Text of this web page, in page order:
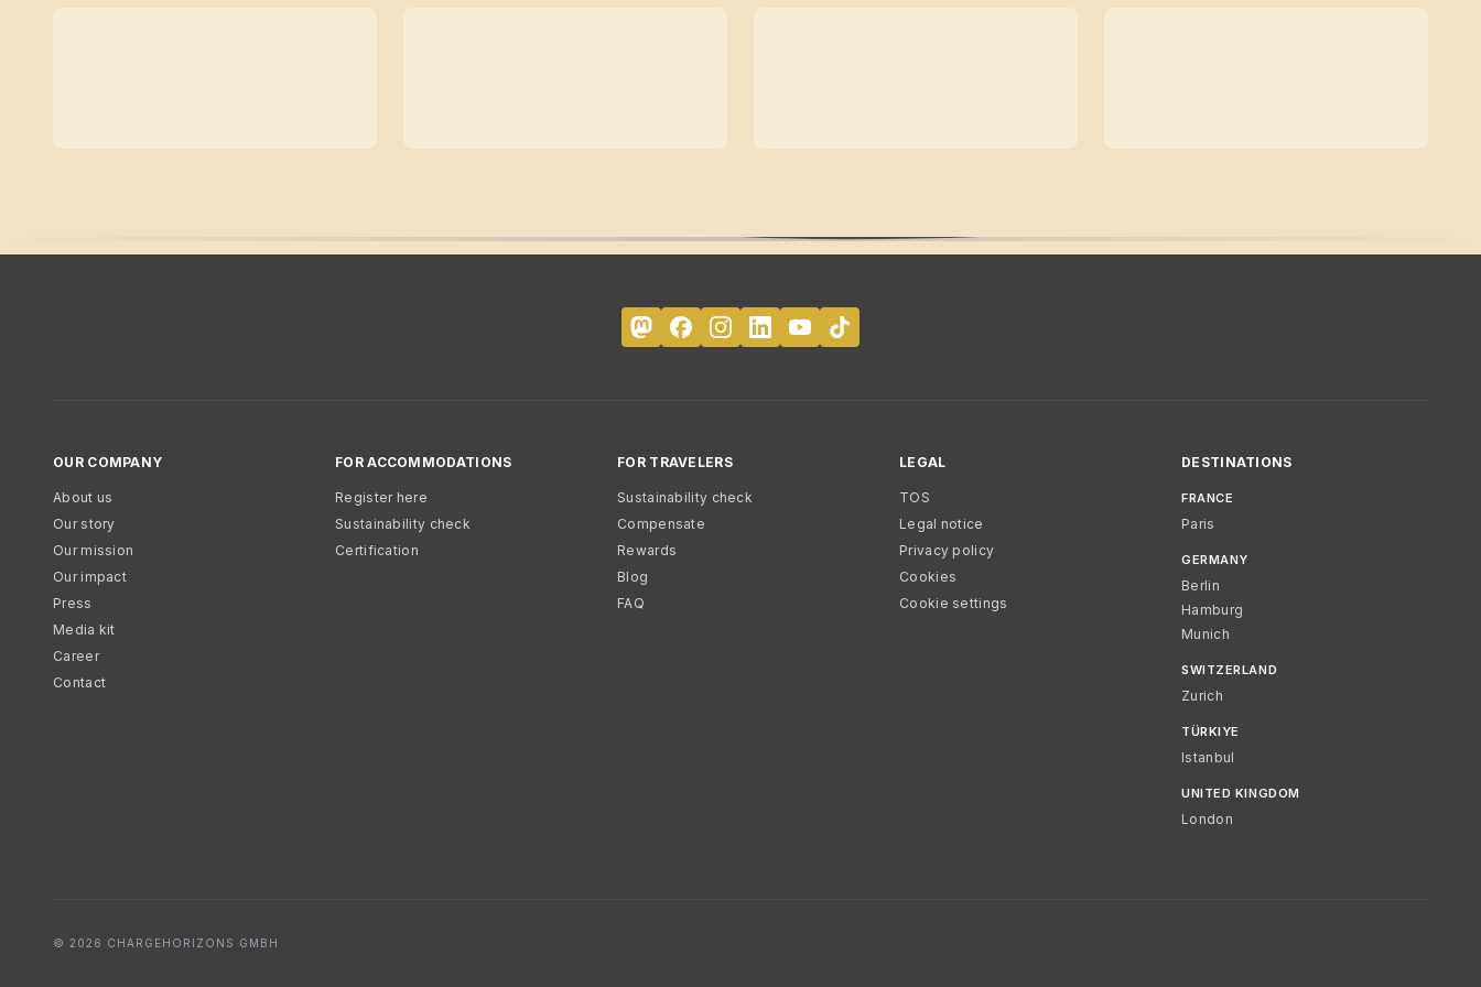
OUR COMPANY
About us
Our story
Our mission
Our impact
Press
Media kit
Career
Contact
FOR ACCOMMODATIONS
Register here
Sustainability check
Certification
FOR TRAVELERS
Sustainability check
Compensate
Rewards
Blog
FAQ
LEGAL
TOS
Legal notice
Privacy policy
Cookies
Cookie settings
DESTINATIONS
FRANCE
Paris
GERMANY
Berlin
Hamburg
Munich
SWITZERLAND
Zurich
TÜRKIYE
Istanbul
UNITED KINGDOM
London
© 2026 CHARGEHORIZONS GMBH